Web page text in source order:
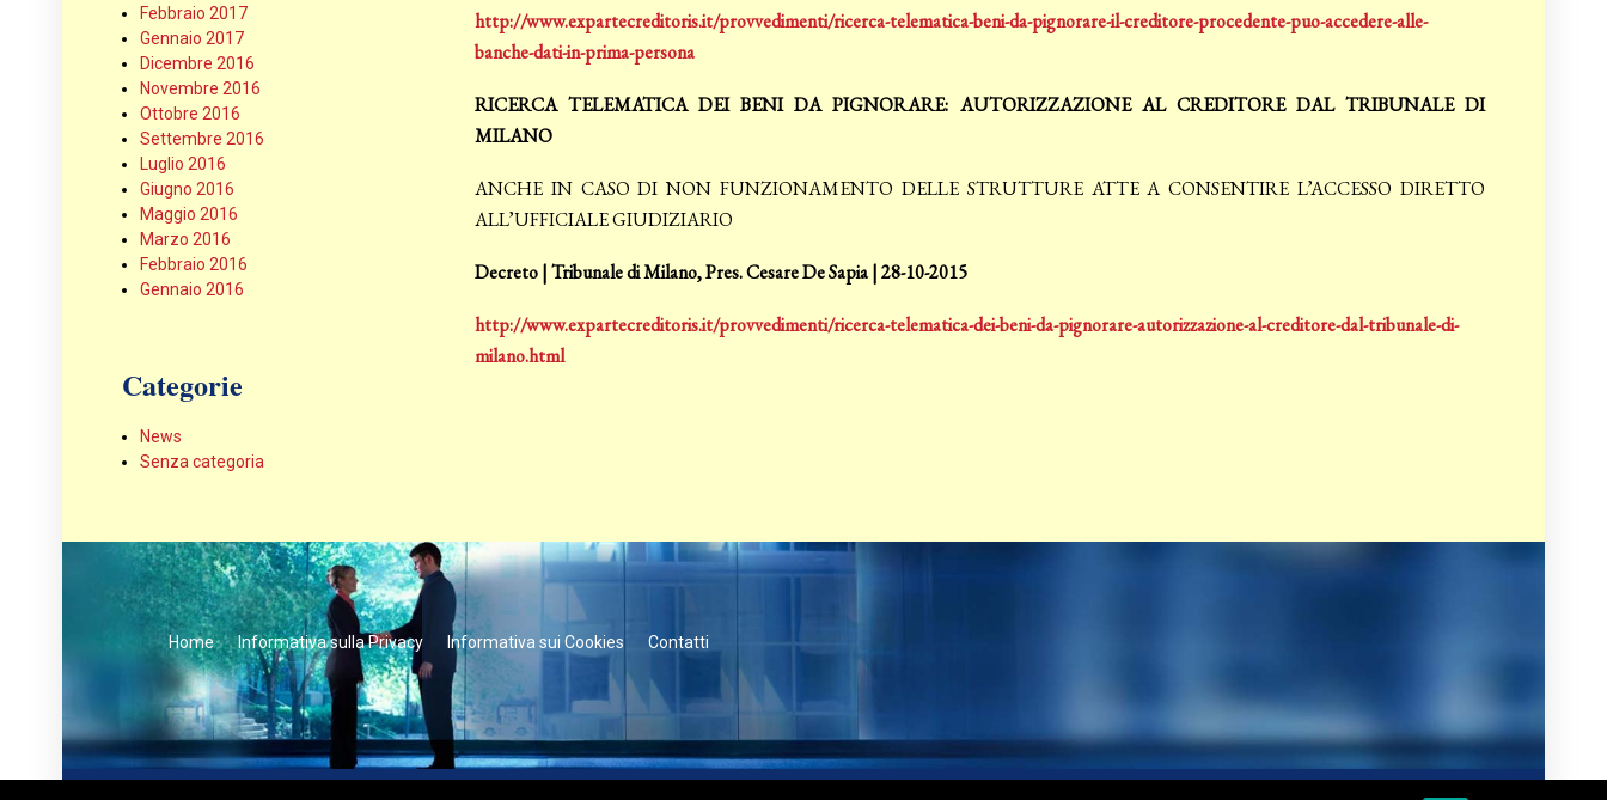
http://www.expartecreditoris.it/provvedimenti/ricerca-telematica-beni-da-pignorare-il-creditore-procedente-puo-accedere-alle-
banche-dati-in-prima-persona
RICERCA TELEMATICA DEI BENI DA PIGNORARE: AUTORIZZAZIONE AL CREDITORE DAL TRIBUNALE DI
MILANO
ANCHE IN CASO DI NON FUNZIONAMENTO DELLE STRUTTURE ATTE A CONSENTIRE L’ACCESSO DIRETTO
ALL’UFFICIALE GIUDIZIARIO
Decreto | Tribunale di Milano, Pres. Cesare De Sapia | 28-10-2015
http://www.expartecreditoris.it/provvedimenti/ricerca-telematica-dei-beni-da-pignorare-autorizzazione-al-creditore-dal-tribunale-di-
milano.html
Febbraio 2017
Gennaio 2017
Dicembre 2016
Novembre 2016
Ottobre 2016
Settembre 2016
Luglio 2016
Giugno 2016
Maggio 2016
Marzo 2016
Febbraio 2016
Gennaio 2016
Categorie
News
Senza categoria
Home Informativa sulla Privacy Informativa sui Cookies Contatti